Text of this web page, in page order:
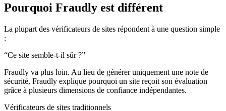
Pourquoi Fraudly est différent
La plupart des vérificateurs de sites répondent à une question simple
:
“Ce site semble-t-il sûr ?”
Fraudly va plus loin. Au lieu de générer uniquement une note de
sécurité, Fraudly explique pourquoi un site reçoit son évaluation
grâce à plusieurs dimensions de confiance indépendantes.
Vérificateurs de sites traditionnels